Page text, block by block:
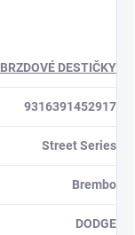
BRZDOVÉ DESTIČKY
9316391452917
Street Series
Brembo
DODGE